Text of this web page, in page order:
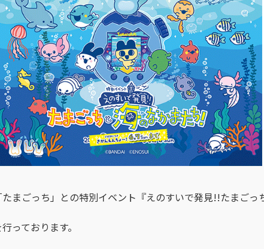
まごっち」との特別イベント『えのすいで発見!!たまご
っております。